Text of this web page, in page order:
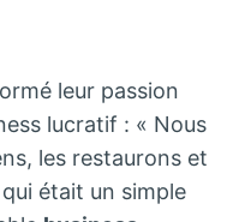
leur passion
lucratif : « Nous
les restaurons et
était un simple